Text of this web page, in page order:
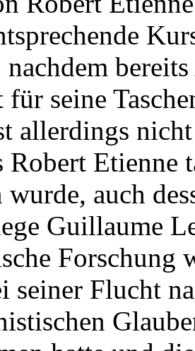
nachdem
seine
allerdings
Robert Etienne
wurde, auch
Guillaume
Forschung
seiner Flucht